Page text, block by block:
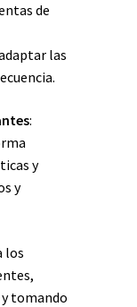
de
las
:
y
y
los
y tomando